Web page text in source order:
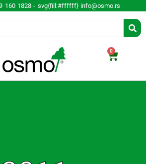
160 1828 - svg{fill:#ffffff} info@osmo.rs
0